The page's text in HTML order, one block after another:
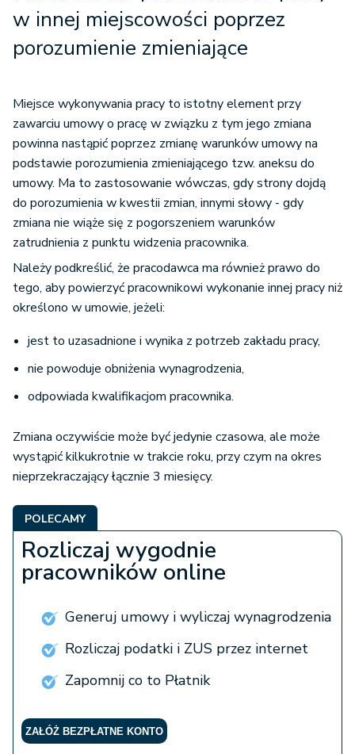
w innej miejscowości poprzez
porozumienie zmieniające
Miejsce wykonywania pracy to istotny element przy
zawarciu umowy o pracę w związku z tym jego zmiana
powinna nastąpić poprzez zmianę warunków umowy na
podstawie porozumienia zmieniającego tzw. aneksu do
umowy. Ma to zastosowanie wówczas, gdy strony dojdą
do porozumienia w kwestii zmian, innymi słowy - gdy
zmiana nie wiąże się z pogorszeniem warunków
zatrudnienia z punktu widzenia pracownika.
Należy podkreślić, że pracodawca ma również prawo do
tego, aby powierzyć pracownikowi wykonanie innej pracy niż
określono w umowie, jeżeli:
jest to uzasadnione i wynika z potrzeb zakładu pracy,
nie powoduje obniżenia wynagrodzenia,
odpowiada kwalifikacjom pracownika.
Zmiana oczywiście może być jedynie czasowa, ale może
wystąpić kilkukrotnie w trakcie roku, przy czym na okres
nieprzekraczający łącznie 3 miesięcy.
POLECAMY
Rozliczaj wygodnie
pracowników online
Generuj umowy i wyliczaj wynagrodzenia
Rozliczaj podatki i ZUS przez internet
Zapomnij co to Płatnik
ZAŁÓŻ BEZPŁATNE KONTO